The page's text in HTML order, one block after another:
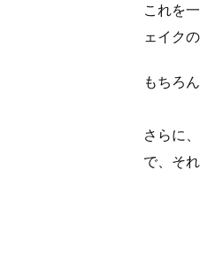
これを
ェイク
もちろ
さらに
で、そ